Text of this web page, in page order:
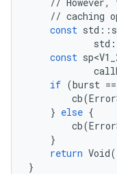
// caching
const std ::
std
const
if (burst ==
cb(
} else {
cb(
}
return Void
}